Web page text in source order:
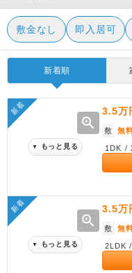
敷金なし 即入居可
新着順
新着
zoom_in
▼ もっと見る
3.5万
敷 無
1DK /
新着
zoom_in
▼ もっと見る
3.5万
敷 無
2LDK